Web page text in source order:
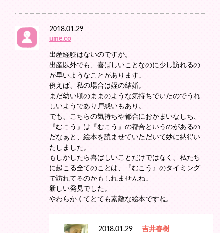
2018.01.29
ume.co
出産経験はないのですが。
出産以外でも、喜ばしいことなのに少し訪れるの
が早いようなことがあります。
例えば、私の場合は姪の結婚。
まだ幼い頃のままのような気持ちでいたのでうれ
しいようであり戸惑いもあり。
でも、こちらの気持ちや都合におかまいなしち、
『むこう』は『むこう』の都合というのがあるの
だなぁと、絵本を読ませていただいて妙に納得い
たしました。
もしかしたら喜ばしいことだけではなく、私たち
に起こる全てのことは、『むこう』のタイミング
で訪れてるのかもしれませんね。
新しい発見でした。
やわらかくてとても素敵な絵本ですね。
2018.01.29 吉井春樹